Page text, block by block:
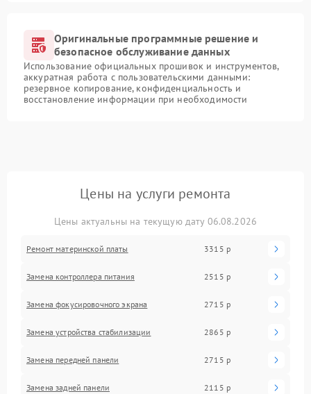
Оригинальные программные решение и
безопасное обслуживание данных
Использование официальных прошивок и инструментов,
аккуратная работа с пользовательскими данными:
резервное копирование, конфиденциальность и
восстановление информации при необходимости
Цены на услуги ремонта
Цены актуальны на текущую дату 06.08.2026
Ремонт материнской платы 3315 р
Замена контроллера питания 2515 р
Замена фокусировочного экрана 2715 р
Замена устройства стабилизации 2865 р
Замена передней панели 2715 р
Замена задней панели 2115 р